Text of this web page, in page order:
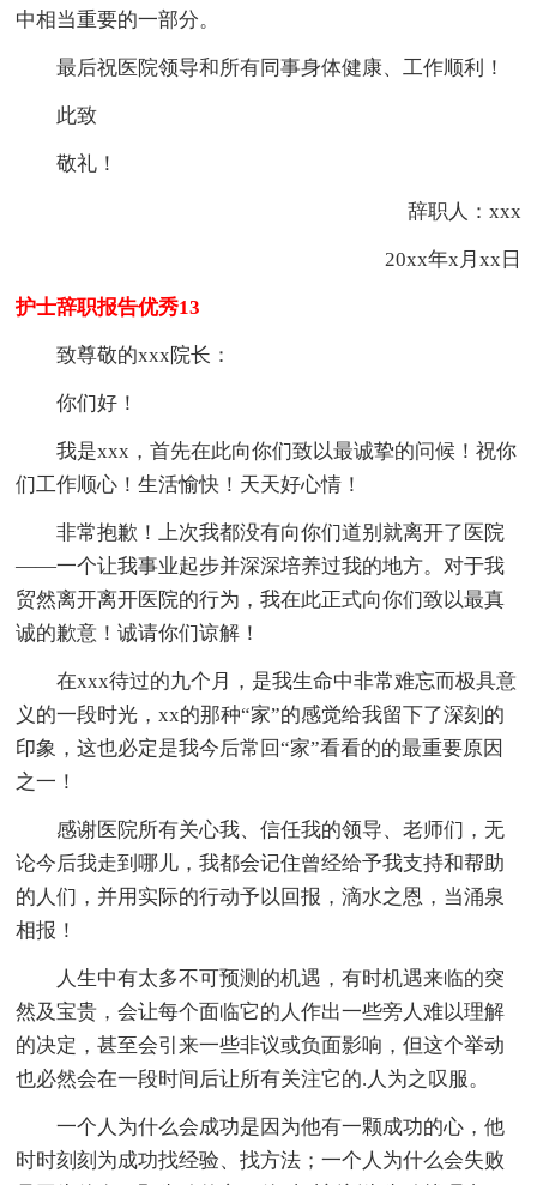
中相当重要的一部分。
最后祝医院领导和所有同事身体健康、工作顺利！
此致
敬礼！
辞职人：xxx
20xx年x月xx日
护士辞职报告优秀13
致尊敬的xxx院长：
你们好！
我是xxx，首先在此向你们致以最诚挚的问候！祝你
们工作顺心！生活愉快！天天好心情！
非常抱歉！上次我都没有向你们道别就离开了医院
——一个让我事业起步并深深培养过我的地方。对于我
贸然离开离开医院的行为，我在此正式向你们致以最真
诚的歉意！诚请你们谅解！
在xxx待过的九个月，是我生命中非常难忘而极具意
义的一段时光，xx的那种“家”的感觉给我留下了深刻的
印象，这也必定是我今后常回“家”看看的的最重要原因
之一！
感谢医院所有关心我、信任我的领导、老师们，无
论今后我走到哪儿，我都会记住曾经给予我支持和帮助
的人们，并用实际的行动予以回报，滴水之恩，当涌泉
相报！
人生中有太多不可预测的机遇，有时机遇来临的突
然及宝贵，会让每个面临它的人作出一些旁人难以理解
的决定，甚至会引来一些非议或负面影响，但这个举动
也必然会在一段时间后让所有关注它的.人为之叹服。
一个人为什么会成功是因为他有一颗成功的心，他
时时刻刻为成功找经验、找方法；一个人为什么会失败